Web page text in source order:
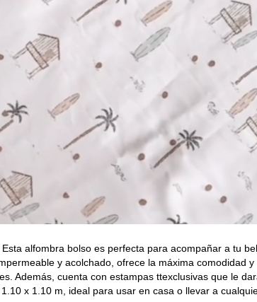
alfombra bolso es perfecta para acompañar a tu
y acolchado, ofrece la máxima comodidad
Además, cuenta con estampas ttexclusivas que le
x 1.10 m, ideal para usar en casa o llevar a